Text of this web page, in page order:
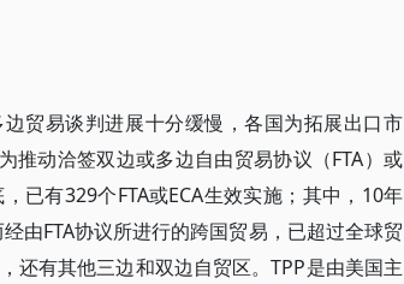
贸易谈判进展十分缓慢，各国为拓展出口市
推动洽签双边或多边自由贸易协议（FTA）或
已有329个FTA或ECA生效实施；其中，10年
由FTA协议所进行的跨国贸易，已超过全球贸
还有其他三边和双边自贸区。TPP是由美国主